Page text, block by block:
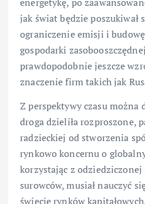
jak świat będzie poszukiwał
ograniczenie emisji i
gospodarki
prawdopodobnie jeszcze
znaczenie firm takich jak
Z perspektywy czasu można
droga dzieliła rozproszone,
radzieckiej od stworzenia
rynkowo koncernu o
korzystając z
surowców, musiał nauczyć
świecie rynków